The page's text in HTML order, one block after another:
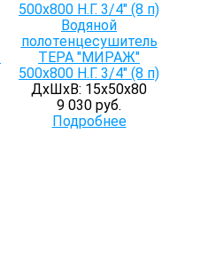
Водяной
полотенцесушитель
ТЕРА "МИРАЖ"
500х800 Н.Г. 3/4" (8 п)
ДхШхВ: 15х50х80
9 030 руб.
Подробнее